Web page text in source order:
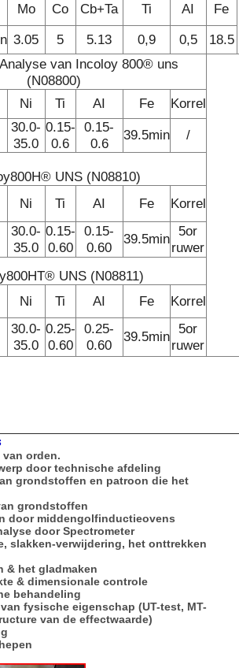
Mo Co Cb+Ta Ti AI
Fe
3.05 5 5.13 0,9 0,5
18.5
van Incoloy 800® uns
(N08800)
Ni Ti AI Fe
Korrel
30.0-
35.0
0.15-
0.6
0.15-
0.6
39.5min /
UNS (N08810)
Ni Ti AI Fe Korrel
30.0-
35.0
0.15-
0.60
0.15-
0.60
39.5min
5or
ruwer
UNS (N08811)
Ni Ti AI Fe Korrel
30.0-
35.0
0.25-
0.60
0.25-
0.60
39.5min
5or
ruwer
orden.
door technische afdeling
grondstoffen en patroon die het
grondstoffen
door middengolfinductieovens
door Spectrometer
slakken-verwijdering, het onttrekken
& het gladmaken
& dimensionale controle
behandeling
fysische eigenschap (UT-test, MT-
van de effectwaarde)